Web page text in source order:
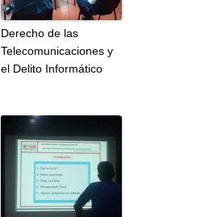
Derecho de las
Telecomunicaciones y
el Delito Informático